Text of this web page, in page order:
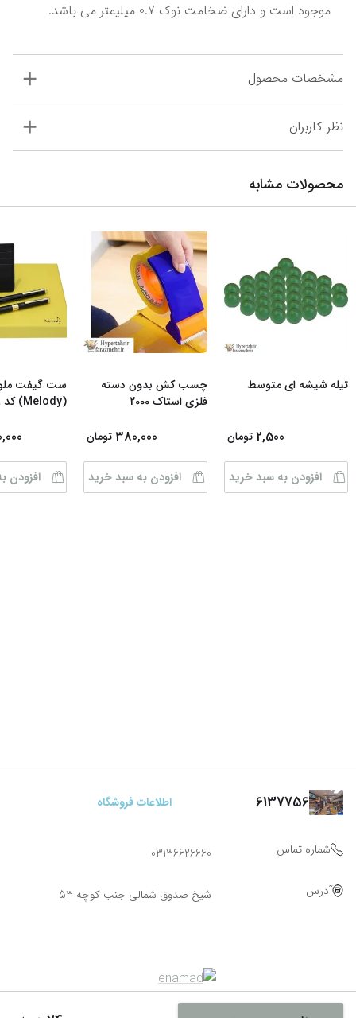
موجود است و دارای ضخامت نوک 0.7 میلیمتر می باشد.
مشخصات محصول
نظر کاربران
محصولات مشابه
تیله شیشه ای متوسط
2,500 تومان
افزودن به سبد خرید
چسب کش بدون دسته
فلزی استاک 2000
380,000 تومان
افزودن به سبد خرید
ست گیفت
(Melody) کد 68
افزودن
6137756 اطلاعات فروشگاه
شماره تماس 03136626660
آدرس شیخ صدوق شمالی جنب کوچه 53